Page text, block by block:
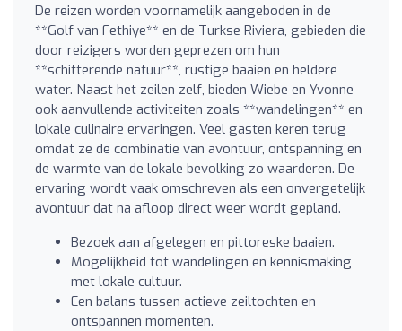
De reizen worden voornamelijk aangeboden in de
**Golf van Fethiye** en de Turkse Riviera, gebieden die
door reizigers worden geprezen om hun
**schitterende natuur**, rustige baaien en heldere
water. Naast het zeilen zelf, bieden Wiebe en Yvonne
ook aanvullende activiteiten zoals **wandelingen** en
lokale culinaire ervaringen. Veel gasten keren terug
omdat ze de combinatie van avontuur, ontspanning en
de warmte van de lokale bevolking zo waarderen. De
ervaring wordt vaak omschreven als een onvergetelijk
avontuur dat na afloop direct weer wordt gepland.
Bezoek aan afgelegen en pittoreske baaien.
Mogelijkheid tot wandelingen en kennismaking
met lokale cultuur.
Een balans tussen actieve zeiltochten en
ontspannen momenten.